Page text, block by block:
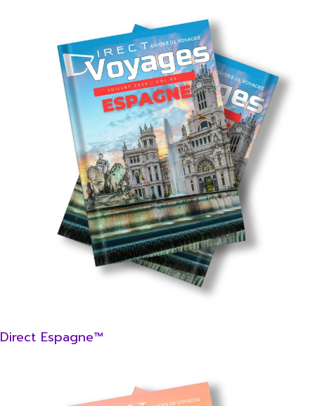
Direct Espagne™